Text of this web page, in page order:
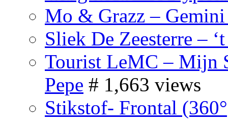
Mo & Grazz –
Sliek De Zeesterre –
Tourist LeMC – Mijn
Pepe # 1,663 views
Stikstof- Frontal